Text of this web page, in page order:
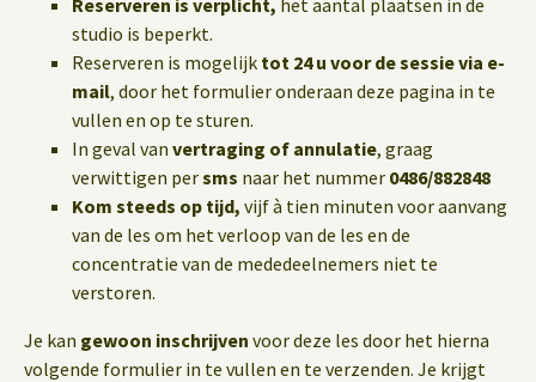
Reserveren is verplicht, het aantal plaatsen in de
studio is beperkt.
Reserveren is mogelijk tot 24 u voor de sessie via e-
mail, door het formulier onderaan deze pagina in te
vullen en op te sturen.
In geval van vertraging of annulatie, graag
verwittigen persms naar het nummer 0486/882848
Kom steeds op tijd, vijf à tien minuten voor aanvang
van de les om het verloop van de les en de
concentratie van de mededeelnemers niet te
verstoren.
Je kan gewoon inschrijven voor deze les door het hierna
volgende formulier in te vullen en te verzenden. Je krijgt